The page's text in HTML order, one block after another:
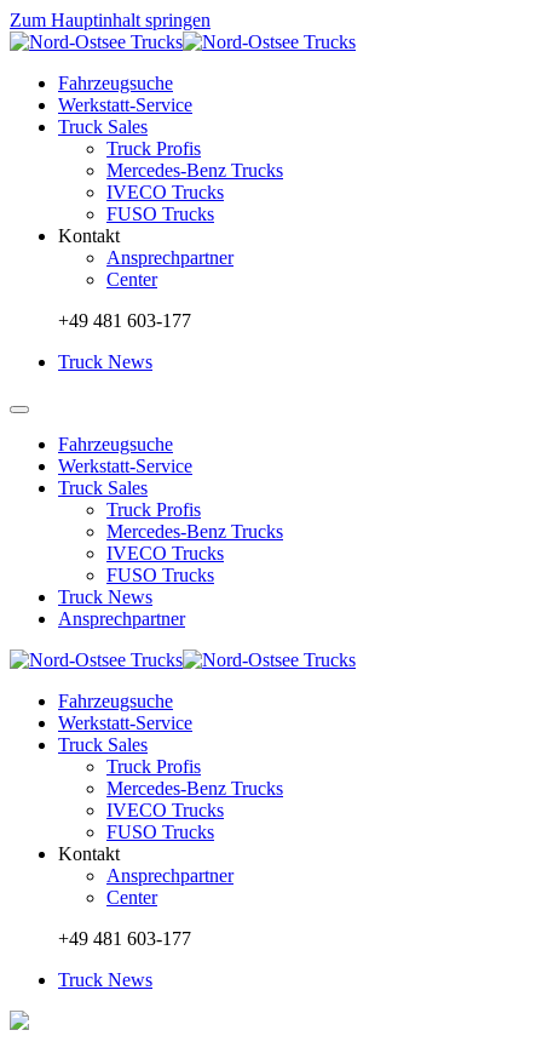
Zum Hauptinhalt springen
Fahrzeugsuche
Werkstatt-Service
Truck Sales
Truck Profis
Mercedes-Benz Trucks
IVECO Trucks
FUSO Trucks
Kontakt
Ansprechpartner
Center
+49 481 603-177
Truck News
Fahrzeugsuche
Werkstatt-Service
Truck Sales
Truck Profis
Mercedes-Benz Trucks
IVECO Trucks
FUSO Trucks
Truck News
Ansprechpartner
Fahrzeugsuche
Werkstatt-Service
Truck Sales
Truck Profis
Mercedes-Benz Trucks
IVECO Trucks
FUSO Trucks
Kontakt
Ansprechpartner
Center
+49 481 603-177
Truck News